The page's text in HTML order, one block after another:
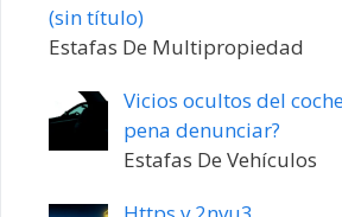
(sin título)Entrada
20198
Estafas De Multipropiedad
Vicios ocultos del
pena denunciar?
Estafas De Vehículos